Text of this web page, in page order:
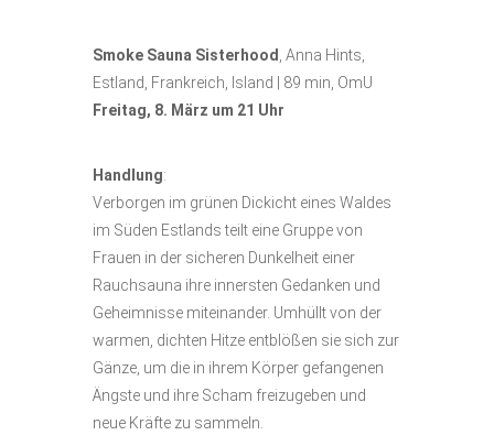
Smoke Sauna Sisterhood , Anna Hints,
Estland, Frankreich, Island | 89 min, OmU
Freitag, 8. März um 21 Uhr
Handlung:
Verborgen im grünen Dickicht eines Waldes
im Süden Estlands teilt eine Gruppe von
Frauen in der sicheren Dunkelheit einer
Rauchsauna ihre innersten Gedanken und
Geheimnisse miteinander. Umhüllt von der
warmen, dichten Hitze entblößen sie sich zur
Gänze, um die in ihrem Körper gefangenen
Ängste und ihre Scham freizugeben und
neue Kräfte zu sammeln.